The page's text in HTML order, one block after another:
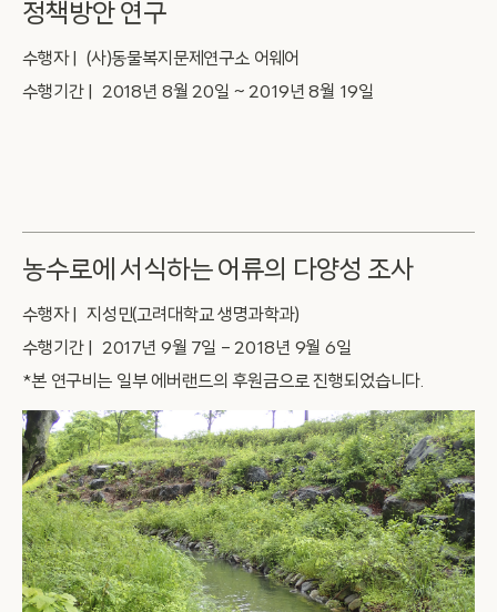
정책방안 연구
수행자 | (사)동물복지문제연구소 어웨어
수행기간 | 2018년 8월 20일 ~ 2019년 8월 19일
농수로에 서식하는 어류의 다양성 조사
수행자 | 지성민(고려대학교 생명과학과)
수행기간 | 2017년 9월 7일 – 2018년 9월 6일
*본 연구비는 일부 에버랜드의 후원금으로 진행되었습니다.